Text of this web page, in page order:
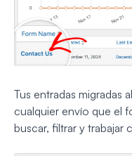
Tus entradas migradas
cualquier envío que el
buscar, filtrar y trabajar